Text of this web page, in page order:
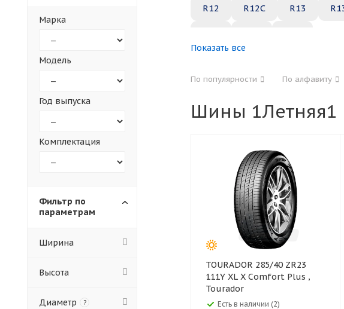
R12 R12C R13
30 35 40 45
Показать все
По популярности По алфавиту
Шины 1Летняя1
TOURADOR 285/40 ZR23
111Y XL X Comfort Plus ,
Tourador
Есть в наличии (2)
Марка
Модель
Год выпуска
Комплектация
Фильтр по
параметрам
Ширина
Высота
Диаметр ?